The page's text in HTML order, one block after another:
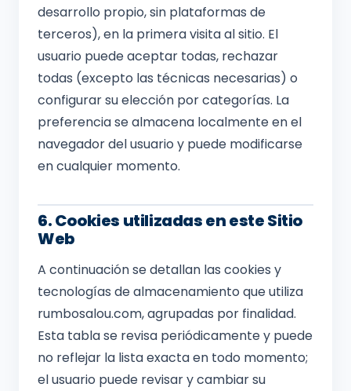
desarrollo propio, sin plataformas de
terceros), en la primera visita al sitio. El
usuario puede aceptar todas, rechazar
todas (excepto las técnicas necesarias) o
configurar su elección por categorías. La
preferencia se almacena localmente en el
navegador del usuario y puede modificarse
en cualquier momento.
6. Cookies utilizadas en este Sitio
Web
A continuación se detallan las cookies y
tecnologías de almacenamiento que utiliza
rumbosalou.com, agrupadas por finalidad.
Esta tabla se revisa periódicamente y puede
no reflejar la lista exacta en todo momento;
el usuario puede revisar y cambiar su